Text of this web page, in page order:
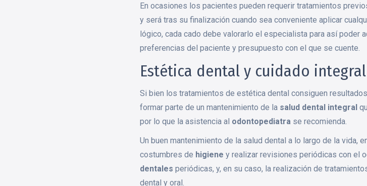
En ocasiones los pacientes pueden requerir tratamientos
y será tras su finalización cuando sea conveniente aplicar
lógico, cada cado debe valorarlo el especialista para así poder
preferencias del paciente y presupuesto con el que se cuente.
Estética dental y cuidado integral
Si bien los tratamientos de estética dental consiguen
formar parte de un mantenimiento de la salud dental integral
por lo que la asistencia al odontopediatra se recomienda.
Un buen mantenimiento de la salud dental a lo largo de la vida,
costumbres de higiene y realizar revisiones periódicas con el
dentales periódicas, y, en su caso, la realización de
dental y oral.